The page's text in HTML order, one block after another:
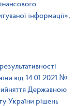
інформації»,
від 14.01.2021 №
Державною
України рішень